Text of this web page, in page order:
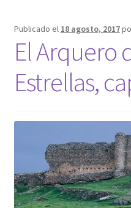
Publicado el 18 agosto, 2017
El Arquero
Estrellas,